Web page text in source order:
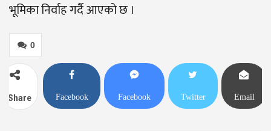
भूमिका निर्वाह गर्दै आएको छ ।
0
Share Facebook Facebook Twitter Email